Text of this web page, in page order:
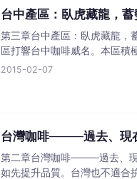
台中產區：臥虎藏龍，
第三章台中產區：臥虎藏龍，
區打響台中咖啡威名。本區積
2015-02-07
台灣咖啡────過去、現
第二章台灣咖啡────過去、
如先提升品質。台灣也不適合